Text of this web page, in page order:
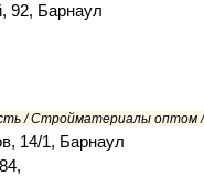
92, Барнаул
/ Стройматериалы оптом /
14/1, Барнаул